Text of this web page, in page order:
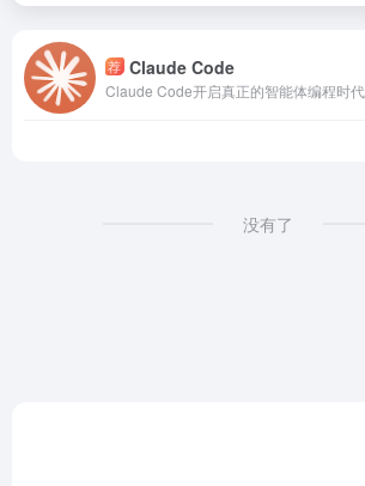
荐 Claude Code
Claude Code开启真正的智能体编程时代
没有了